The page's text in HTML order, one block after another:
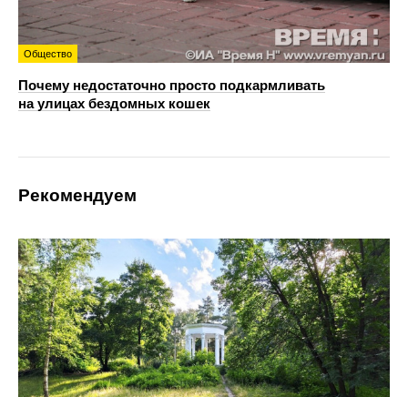
Общество
Почему недостаточно просто подкармливать
на улицах бездомных кошек
Рекомендуем